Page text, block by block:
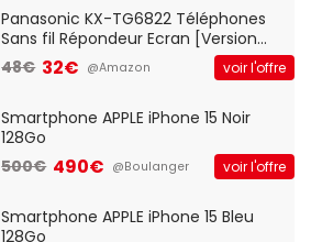
Panasonic KX-TG6822 Téléphones
Sans fil Répondeur Ecran [Version
Française]
48€ 32€ @Amazon voir l'offre
Smartphone APPLE iPhone 15 Noir
128Go
500€ 490€ @Boulanger voir l'offre
Smartphone APPLE iPhone 15 Bleu
128Go